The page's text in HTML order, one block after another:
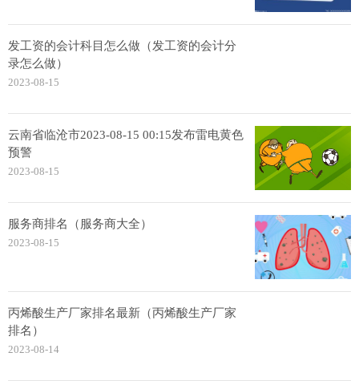
发工资的会计科目怎么做（发工资的会计分
录怎么做）
2023-08-15
云南省临沧市2023-08-15 00:15发布雷电黄色
预警
2023-08-15
服务商排名（服务商大全）
2023-08-15
丙烯酸生产厂家排名最新（丙烯酸生产厂家
排名）
2023-08-14